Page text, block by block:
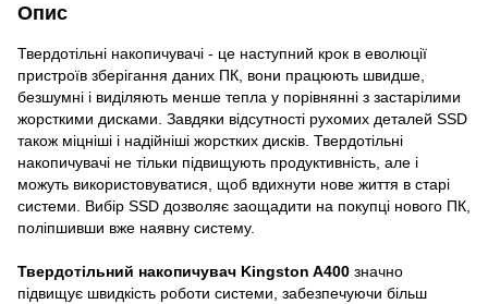
Опис
Твердотільні накопичувачі - це наступний крок в еволюції
пристроїв зберігання даних ПК, вони працюють швидше,
безшумні і виділяють менше тепла у порівнянні з застарілими
жорсткими дисками. Завдяки відсутності рухомих деталей SSD
також міцніші і надійніші жорстких дисків. Твердотільні
накопичувачі не тільки підвищують продуктивність, але і
можуть використовуватися, щоб вдихнути нове життя в старі
системи. Вибір SSD дозволяє заощадити на покупці нового ПК,
поліпшивши вже наявну систему.
Твердотільний накопичувач Kingston A400 значно
підвищує швидкість роботи системи, забезпечуючи більш